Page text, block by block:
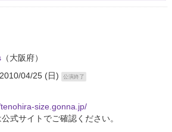
（大阪府）
04/25 (日)
公演終了
size.gonna.jp/
式サイトでご確認ください。